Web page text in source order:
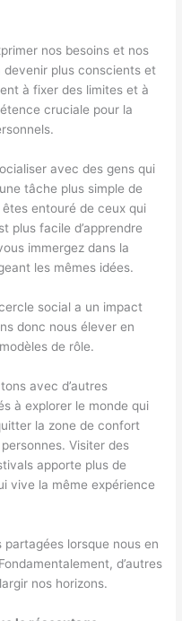
nos besoins et nos
plus conscients et
à fixer des limites et à
cruciale pour la
avec des gens qui
tâche plus simple de
entouré de ceux qui
plus facile d’apprendre
immergez dans la
les mêmes idées.
social a un impact
donc nous élever en
de rôle.
avec d’autres
à explorer le monde qui
la zone de confort
Visiter des
apporte plus de
vive la même expérience
lorsque nous en
d’autres
nos horizons.